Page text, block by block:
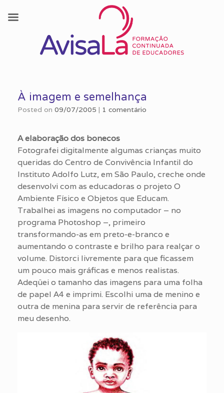
contentÀ imagem e semelhança
Posted on 09/07/2005 | 1 comentário
A elaboração dos bonecos
Fotografei digitalmente algumas crianças muito
queridas do Centro de Convivência Infantil do
Instituto Adolfo Lutz, em São Paulo, creche onde
desenvolvi com as educadoras o projeto O
Ambiente Físico e Objetos que Educam.
Trabalhei as imagens no computador – no
programa Photoshop –, primeiro
transformando-as em preto-e-branco e
aumentando o contraste e brilho para realçar o
volume. Distorci livremente para que ficassem
um pouco mais gráficas e menos realistas.
Adeqüei o tamanho das imagens para uma folha
de papel A4 e imprimi. Escolhi uma de menino e
outra de menina para servir de referência para
meu desenho.